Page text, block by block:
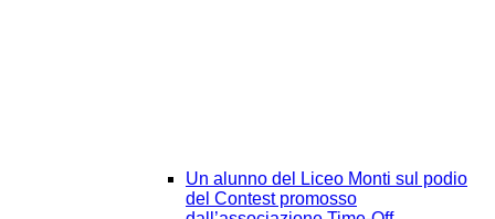
Un alunno del Liceo Monti sul podio
del Contest promosso